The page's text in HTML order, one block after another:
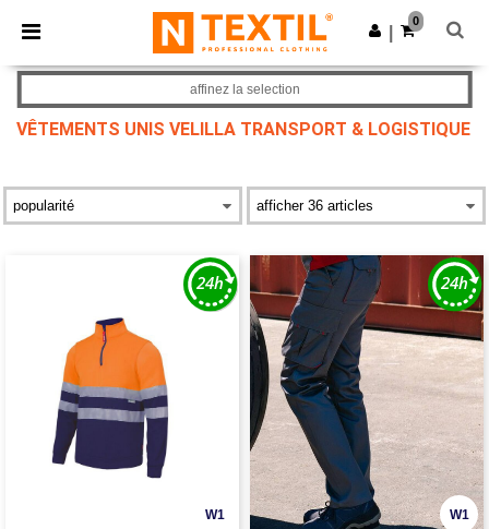
× Appli Ntextil
Meilleurs prix sur l’app !
Obtenir l'appli
0
VÊTEMENTS UNIS VELILLA TRANSPORT & LOGISTIQUE
affinez la selection
W1 W1